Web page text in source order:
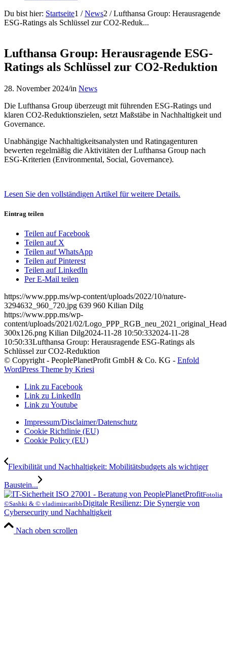
Du bist hier: Startseite1 / News2 / Lufthansa Group: Herausragende
ESG-Ratings als Schlüssel zur CO2-Reduk...
Lufthansa Group: Herausragende ESG-
Ratings als Schlüssel zur CO2-Reduktion
28. November 2024/in News
Die Lufthansa Group überzeugt mit führenden ESG-Ratings und
klaren CO2-Reduktionszielen, setzt Maßstäbe in Nachhaltigkeit und
Governance.
Unabhängige Nachhaltigkeitsanalysten und Ratingagenturen
bewerten regelmäßig die Aktivitäten der Lufthansa Group nach
ESG-Kriterien (Environmental, Social, Governance).
Lesen Sie den vollständigen Artikel für weitere Details.
Eintrag teilen
Teilen auf Facebook
Teilen auf X
Teilen auf WhatsApp
Teilen auf Pinterest
Teilen auf LinkedIn
Per E-Mail teilen
https://www.ppp.ms/wp-content/uploads/2022/10/nature-
3294632_960_720.jpg 639 960 Kilian Dilg
https://www.ppp.ms/wp-
content/uploads/2021/02/
300x126.png Kilian Dilg2024-11-28 10:50:332024-11-28
10:50:33Lufthansa Group: Herausragende ESG-Ratings als
Schlüssel zur CO2-Reduktion
© Copyright - PeoplePlanetProfit GmbH & Co. KG - Enfold
WordPress Theme by Kriesi
Link zu Facebook
Link zu LinkedIn
Link zu Youtube
Impressum/Disclaimer/Datenschutz
Cookie Richtlinie (EU)
Cookie Policy (EU)
Flexibilität und Nachhaltigkeit: Mobilitätsbudgets als wichtiger
Baustein...
Fotolia
©Sashki & © vladimircaribbDigitale Resilienz: Die Synergie von
Cybersecurity und Nachhaltigkeit
Nach oben scrollen